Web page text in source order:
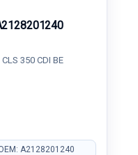
350 CDI BE
A2128201240